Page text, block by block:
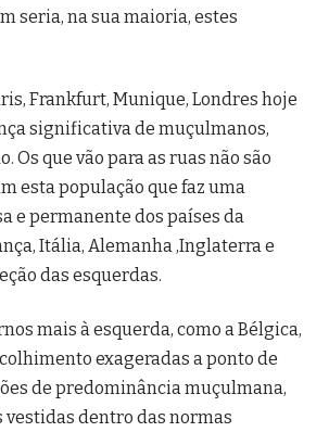
seria, na sua maioria, estes
Frankfurt, Munique, Londres hoje
significativa de muçulmanos,
Os que vão para as ruas não são
esta população que faz uma
e permanente dos países da
Itália, Alemanha ,Inglaterra e
das esquerdas.
mais à esquerda, como a Bélgica,
exageradas a ponto de
de predominância muçulmana,
vestidas dentro das normas